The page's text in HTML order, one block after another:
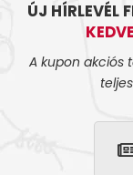
ÚJ HÍRLEVÉL
A kupon akciós